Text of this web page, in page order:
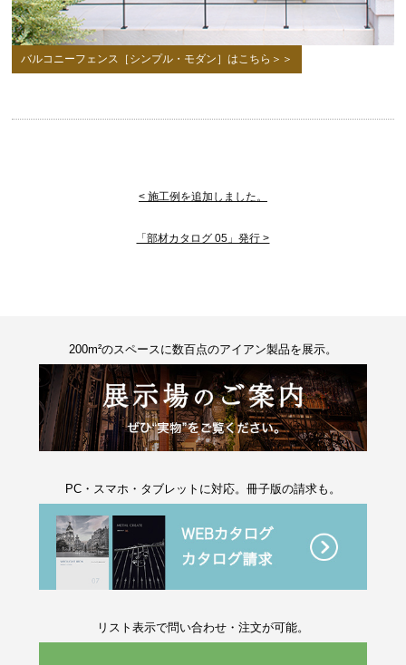
バルコニーフェンス［シンプル・モダン］はこちら＞＞
< 施工例を追加しました。
「部材カタログ 05」発行 >
200m²のスペースに数百点のアイアン製品を展示。
PC・スマホ・タブレットに対応。冊子版の請求も。
リスト表示で問い合わせ・注文が可能。